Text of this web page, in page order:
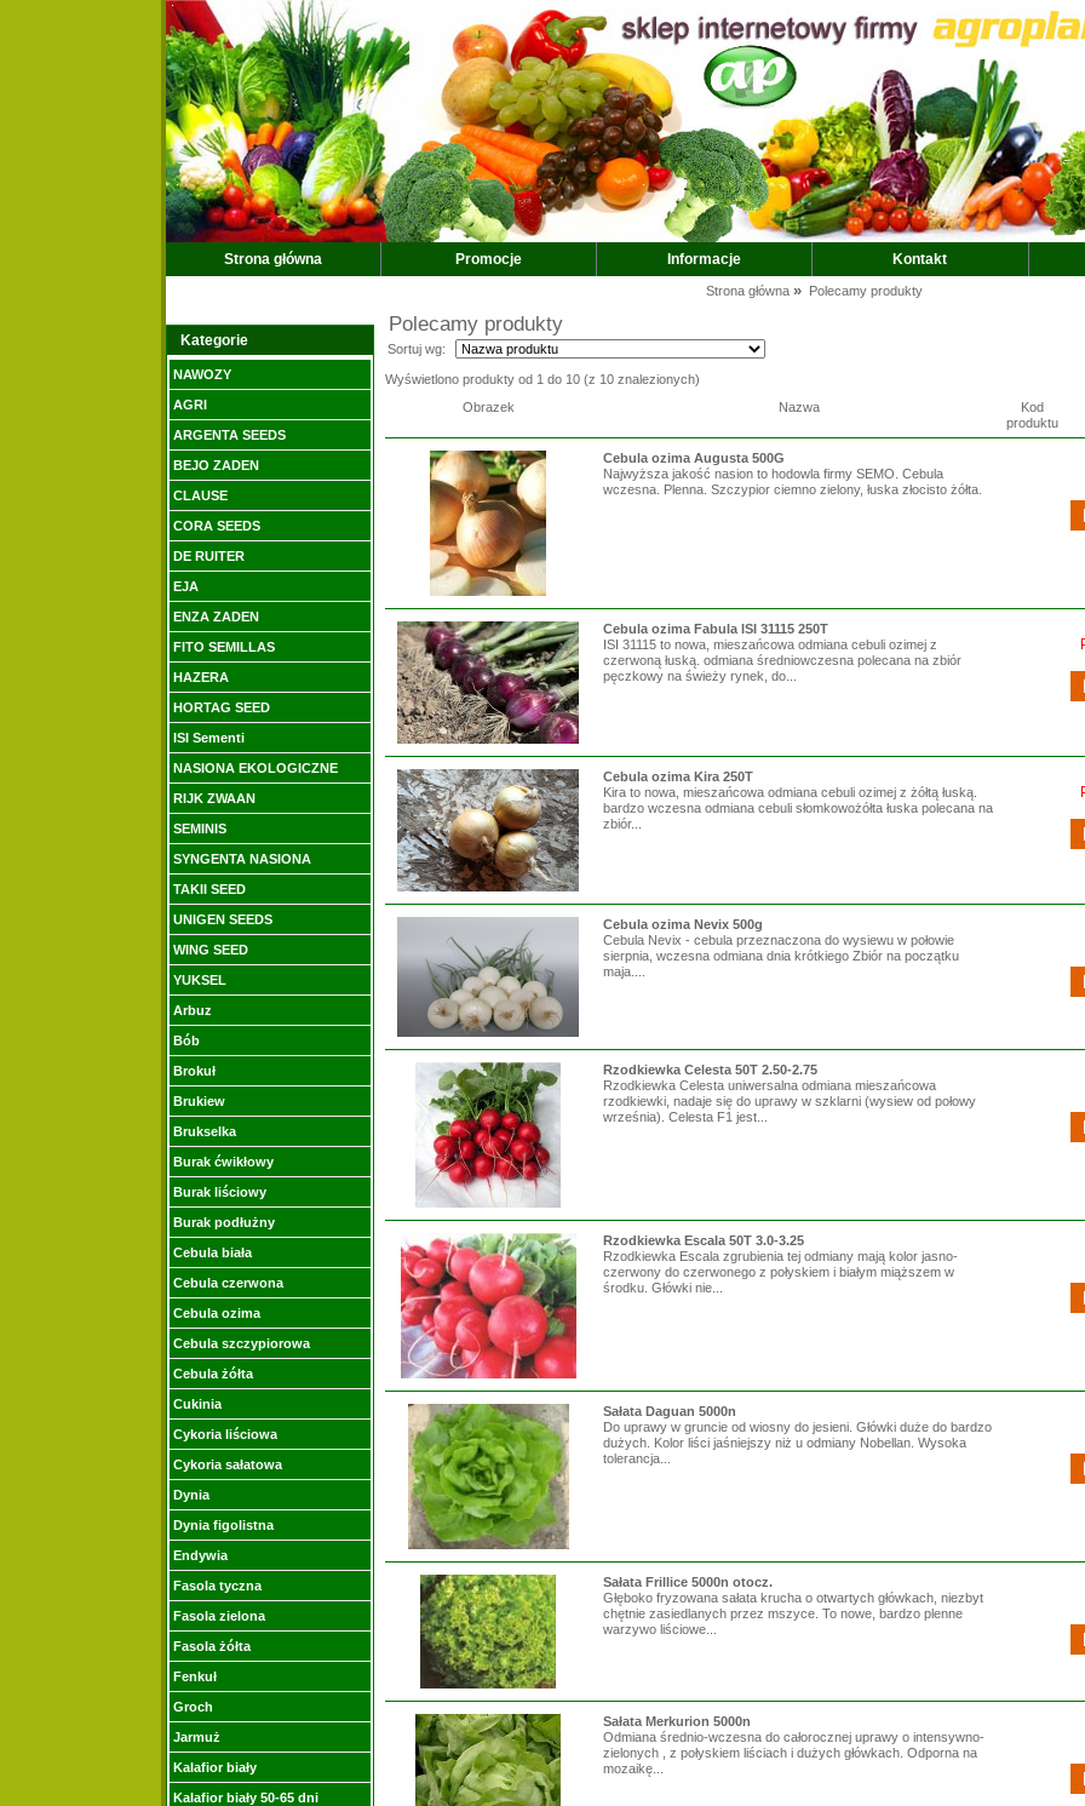
Strona główna Promocje Informacje Kontakt
Strona główna »Polecamy produkty
Kategorie
NAWOZY
AGRI
ARGENTA SEEDS
BEJO ZADEN
CLAUSE
CORA SEEDS
DE RUITER
EJA
ENZA ZADEN
FITO SEMILLAS
HAZERA
HORTAG SEED
ISI Sementi
NASIONA EKOLOGICZNE
RIJK ZWAAN
SEMINIS
SYNGENTA NASIONA
TAKII SEED
UNIGEN SEEDS
WING SEED
YUKSEL
Arbuz
Bób
Brokuł
Brukiew
Brukselka
Burak ćwikłowy
Burak liściowy
Burak podłużny
Cebula biała
Cebula czerwona
Cebula ozima
Cebula szczypiorowa
Cebula żółta
Cukinia
Cykoria liściowa
Cykoria sałatowa
Dynia
Dynia figolistna
Endywia
Fasola tyczna
Fasola zielona
Fasola żółta
Fenkuł
Groch
Jarmuż
Kalafior biały
Kalafior biały 50-65 dni
Polecamy produkty
Sortuj wg:
Wyświetlono produkty od 1 do 10 (z 10 znalezionych)
Obrazek
Nazwa
Kod
produktu
Cebula ozima Augusta 500G
Najwyższa jakość nasion to hodowla firmy SEMO. Cebula
wczesna. Plenna. Szczypior ciemno zielony, łuska złocisto żółta.
Cebula ozima Fabula ISI 31115 250T
ISI 31115 to nowa, mieszańcowa odmiana cebuli ozimej z
czerwoną łuską. odmiana średniowczesna polecana na zbiór
pęczkowy na świeży rynek, do...
Cebula ozima Kira 250T
Kira to nowa, mieszańcowa odmiana cebuli ozimej z żółtą łuską.
bardzo wczesna odmiana cebuli słomkowożółta łuska polecana na
zbiór...
Cebula ozima Nevix 500g
Cebula Nevix - cebula przeznaczona do wysiewu w połowie
sierpnia, wczesna odmiana dnia krótkiego Zbiór na początku
maja....
Rzodkiewka Celesta 50T 2.50-2.75
Rzodkiewka Celesta uniwersalna odmiana mieszańcowa
rzodkiewki, nadaje się do uprawy w szklarni (wysiew od połowy
września). Celesta F1 jest...
Rzodkiewka Escala 50T 3.0-3.25
Rzodkiewka Escala zgrubienia tej odmiany mają kolor jasno-
czerwony do czerwonego z połyskiem i białym miąższem w
środku. Główki nie...
Sałata Daguan 5000n
Do uprawy w gruncie od wiosny do jesieni. Główki duże do bardzo
dużych. Kolor liści jaśniejszy niż u odmiany Nobellan. Wysoka
tolerancja...
Sałata Frillice 5000n otocz.
Głęboko fryzowana sałata krucha o otwartych główkach, niezbyt
chętnie zasiedlanych przez mszyce. To nowe, bardzo plenne
warzywo liściowe...
Sałata Merkurion 5000n
Odmiana średnio-wczesna do całorocznej uprawy o intensywno-
zielonych , z połyskiem liściach i dużych główkach. Odporna na
mozaikę...